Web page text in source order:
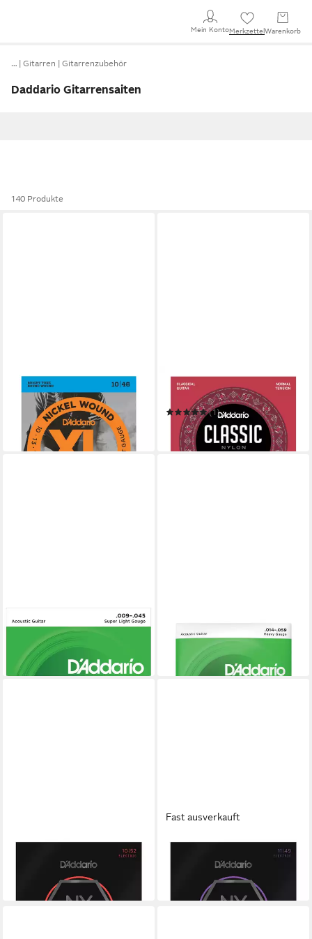
Mein KontoMerkzettel Warenkorb
… Gitarren Gitarrenzubehör
Daddario Gitarrensaiten
140 Produkte
DADDARIO
Saiten
7,45 €
in 3-4 Werktagen bei dir
DADDARIO
(1)
ab 10,69 €
in 3-4 Werktagen bei dir
DADDARIO
7,45 €
in 3-4 Werktagen bei dir
Saiten
in 3-4 Werktagen bei dir
DADDARIO
in 3-4 Werktagen bei dir
Fast ausverkauft
DADDARIO
in 3-4 Werktagen bei dir